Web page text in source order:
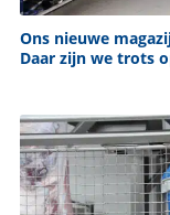
Ons nieuwe
Daar zijn we trots